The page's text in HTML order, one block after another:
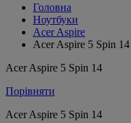
Головна
Ноутбуки
Acer Aspire
Acer Aspire 5 Spin 14
Acer Aspire 5 Spin 14
Порівняти
Acer Aspire 5 Spin 14